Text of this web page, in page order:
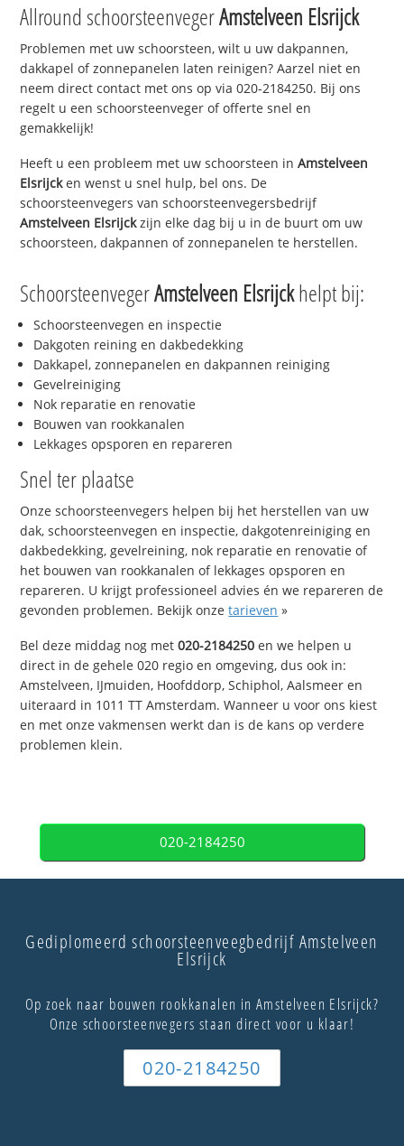
Allround schoorsteenvegerAmstelveen Elsrijck
Problemen met uw schoorsteen, wilt u uw dakpannen,
dakkapel of zonnepanelen laten reinigen? Aarzel niet en
neem direct contact met ons op via 020-2184250. Bij ons
regelt u een schoorsteenveger of offerte snel en
gemakkelijk!
Heeft u een probleem met uw schoorsteen inAmstelveen
Elsrijcken wenst u snel hulp, bel ons. De
schoorsteenvegers van schoorsteenvegersbedrijf
Amstelveen Elsrijckzijn elke dag bij u in de buurt om uw
schoorsteen, dakpannen of zonnepanelen te herstellen.
SchoorsteenvegerAmstelveen Elsrijckhelpt bij:
Schoorsteenvegen en inspectie
Dakgoten reining en dakbedekking
Dakkapel, zonnepanelen en dakpannen reiniging
Gevelreiniging
Nok reparatie en renovatie
Bouwen van rookkanalen
Lekkages opsporen en repareren
Snel ter plaatse
Onze schoorsteenvegers helpen bij het herstellen van uw
dak, schoorsteenvegen en inspectie, dakgotenreiniging en
dakbedekking, gevelreining, nok reparatie en renovatie of
het bouwen van rookkanalen of lekkages opsporen en
repareren. U krijgt professioneel advies én we repareren de
gevonden problemen. Bekijk onzetarieven »
Bel deze middag nog met020-2184250 en we helpen u
direct in de gehele 020 regio en omgeving, dus ook in:
Amstelveen, IJmuiden, Hoofddorp, Schiphol, Aalsmeer en
uiteraard in 1011 TT Amsterdam. Wanneer u voor ons kiest
en met onze vakmensen werkt dan is de kans op verdere
problemen klein.
020-2184250
Gediplomeerd schoorsteenveegbedrijf Amstelveen
Elsrijck
Op zoek naar bouwen rookkanalen in Amstelveen Elsrijck?
Onze schoorsteenvegers staan direct voor u klaar!
020-2184250